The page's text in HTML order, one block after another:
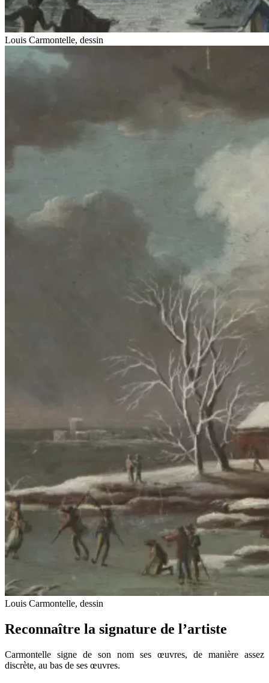
Louis Carmontelle, dessin
Louis Carmontelle, dessin
Reconnaître la signature de l’artiste
Carmontelle signe de son nom ses œuvres, de manière assez
discrète, au bas de ses œuvres.